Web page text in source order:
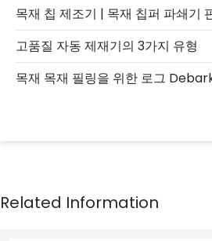
목재 칩 제조기 | 목재 칩퍼 파쇄기
고품질 자동 제재기의 3가지 유형
목재 목재 필링을 위한 로그